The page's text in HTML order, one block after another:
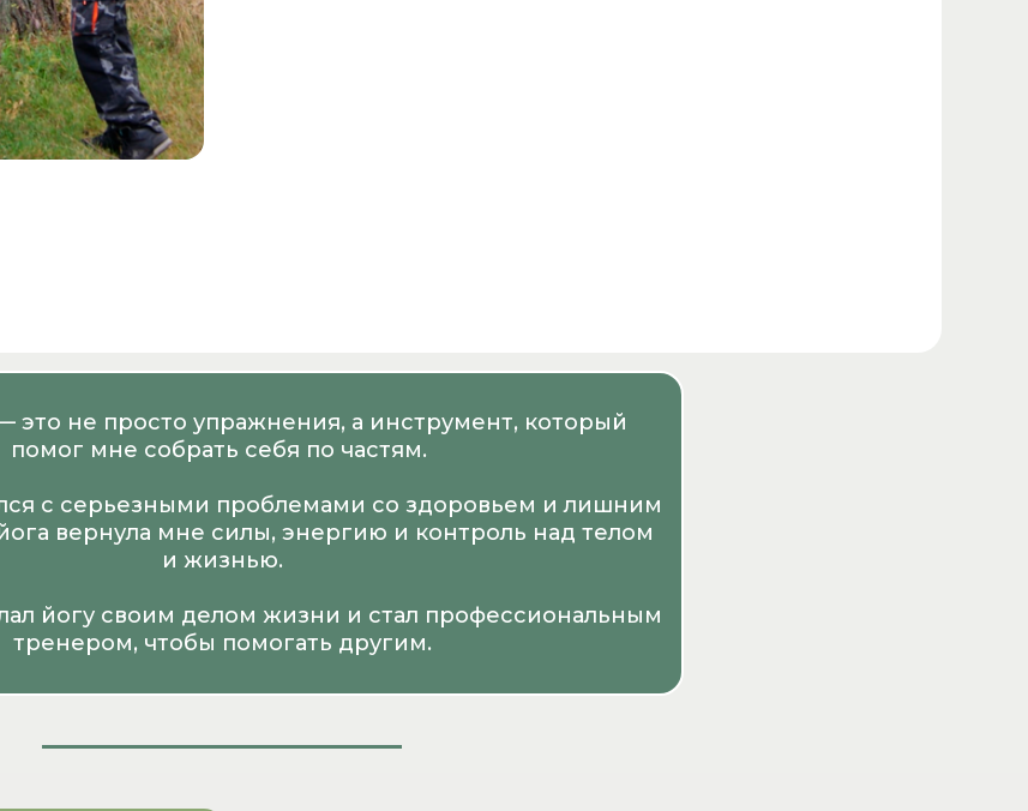
это не просто упражнения, а инструмент, который
помог мне собрать себя по частям.
с серьезными проблемами со здоровьем и лишним
вернула мне силы, энергию и контроль над телом
и жизнью.
йогу своим делом жизни и стал профессиональным
тренером, чтобы помогать другим.